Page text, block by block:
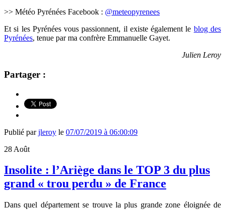
>> Météo Pyrénées Facebook : @meteopyrenees
Et si les Pyrénées vous passionnent, il existe également le blog des
Pyrénées, tenue par ma confrère Emmanuelle Gayet.
Julien Leroy
Partager :
Publié parjleroy le 07/07/2019 à 06:00:09
28 Août
Insolite : l’Ariège dans le TOP 3 du plus
grand « trou perdu » de France
Dans quel département se trouve laplus grande zone éloignée de